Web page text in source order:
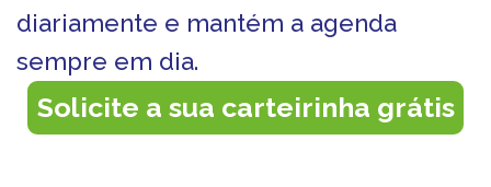
diariamente e mantém a agenda
sempre em dia.
Solicite a sua carteirinha grátis